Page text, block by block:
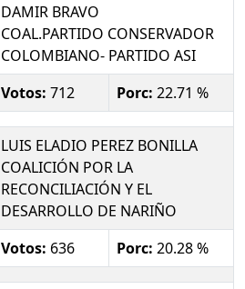
DAMIR BRAVO
COAL.PARTIDO CONSERVADOR
COLOMBIANO- PARTIDO ASI
Votos: 712 Porc: 22.71 %
LUIS ELADIO PEREZ BONILLA
COALICIÓN POR LA
RECONCILIACIÓN Y EL
DESARROLLO DE NARIÑO
Votos: 636 Porc: 20.28 %